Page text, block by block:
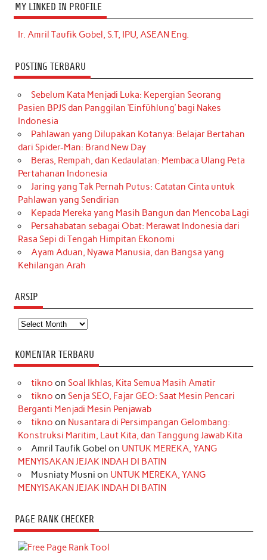
MY LINKED IN PROFILE
Ir. Amril Taufik Gobel, S.T, IPU, ASEAN Eng.
POSTING TERBARU
Sebelum Kata Menjadi Luka: Kepergian Seorang
Pasien BPJS dan Panggilan ‘Einfühlung’ bagi Nakes
Indonesia
Pahlawan yang Dilupakan Kotanya: Belajar Bertahan
dari Spider-Man: Brand New Day
Beras, Rempah, dan Kedaulatan: Membaca Ulang Peta
Pertahanan Indonesia
Jaring yang Tak Pernah Putus: Catatan Cinta untuk
Pahlawan yang Sendirian
Kepada Mereka yang Masih Bangun dan Mencoba Lagi
Persahabatan sebagai Obat: Merawat Indonesia dari
Rasa Sepi di Tengah Himpitan Ekonomi
Ayam Aduan, Nyawa Manusia, dan Bangsa yang
Kehilangan Arah
ARSIP
Arsip
KOMENTAR TERBARU
tikno on Soal Ikhlas, Kita Semua Masih Amatir
tikno on Senja SEO, Fajar GEO: Saat Mesin Pencari
Berganti Menjadi Mesin Penjawab
tikno on Nusantara di Persimpangan Gelombang:
Konstruksi Maritim, Laut Kita, dan Tanggung Jawab Kita
Amril Taufik Gobel on UNTUK MEREKA, YANG
MENYISAKAN JEJAK INDAH DI BATIN
Musniaty Musni on UNTUK MEREKA, YANG
MENYISAKAN JEJAK INDAH DI BATIN
PAGE RANK CHECKER